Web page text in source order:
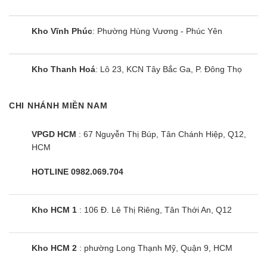
Hướng dẫn nhiệt tình, làm hài lòng khách hàng
Hotline hỗ trợ luôn trực 24/7 giải đáp mọi thắc mới tới
khách hàng
Điều hòa Daikin 18.000 là gì?
Kho Vĩnh Phúc: Phường Hùng Vương - Phúc Yên
Kho Thanh Hoá: Lô 23, KCN Tây Bắc Ga, P. Đông Thọ
CHI NHÁNH MIỀN NAM
VPGD HCM : 67 Nguyễn Thị Búp, Tân Chánh Hiệp, Q12,
HCM
HOTLINE 0982.069.704
Kho HCM 1 : 106 Đ. Lê Thị Riêng, Tân Thới An, Q12
Kho HCM 2 : phường Long Thạnh Mỹ, Quận 9, HCM